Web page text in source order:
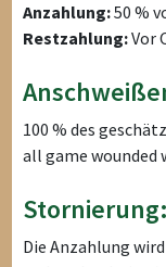
Anzahlung:50 %
Restzahlung:Vor
100 % des
all game wounded
Stornierung:
Die Anzahlung